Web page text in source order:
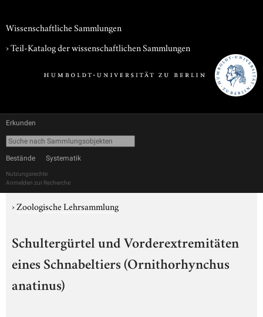
Wissenschaftliche Sammlungen
› Teil-Katalog der wissenschaftlichen Sammlungen
Erkunden
Bestände Systematik
Nutzungsrechte
Anmelden zur Recherche
›Zoologische Lehrsammlung
Schultergürtel und Vorderextremitäten
eines Schnabeltiers (Ornithorhynchus
anatinus)